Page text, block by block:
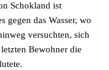
Schokland ist
gegen das Wasser, wo
versuchten, sich
Bewohner die